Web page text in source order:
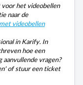
het videobellen
naar de
videobellen
in Karify. In
hoe een
vragen?
of stuur een ticket